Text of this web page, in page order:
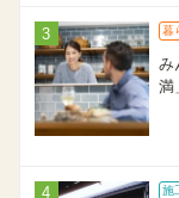
暮
み
満
施